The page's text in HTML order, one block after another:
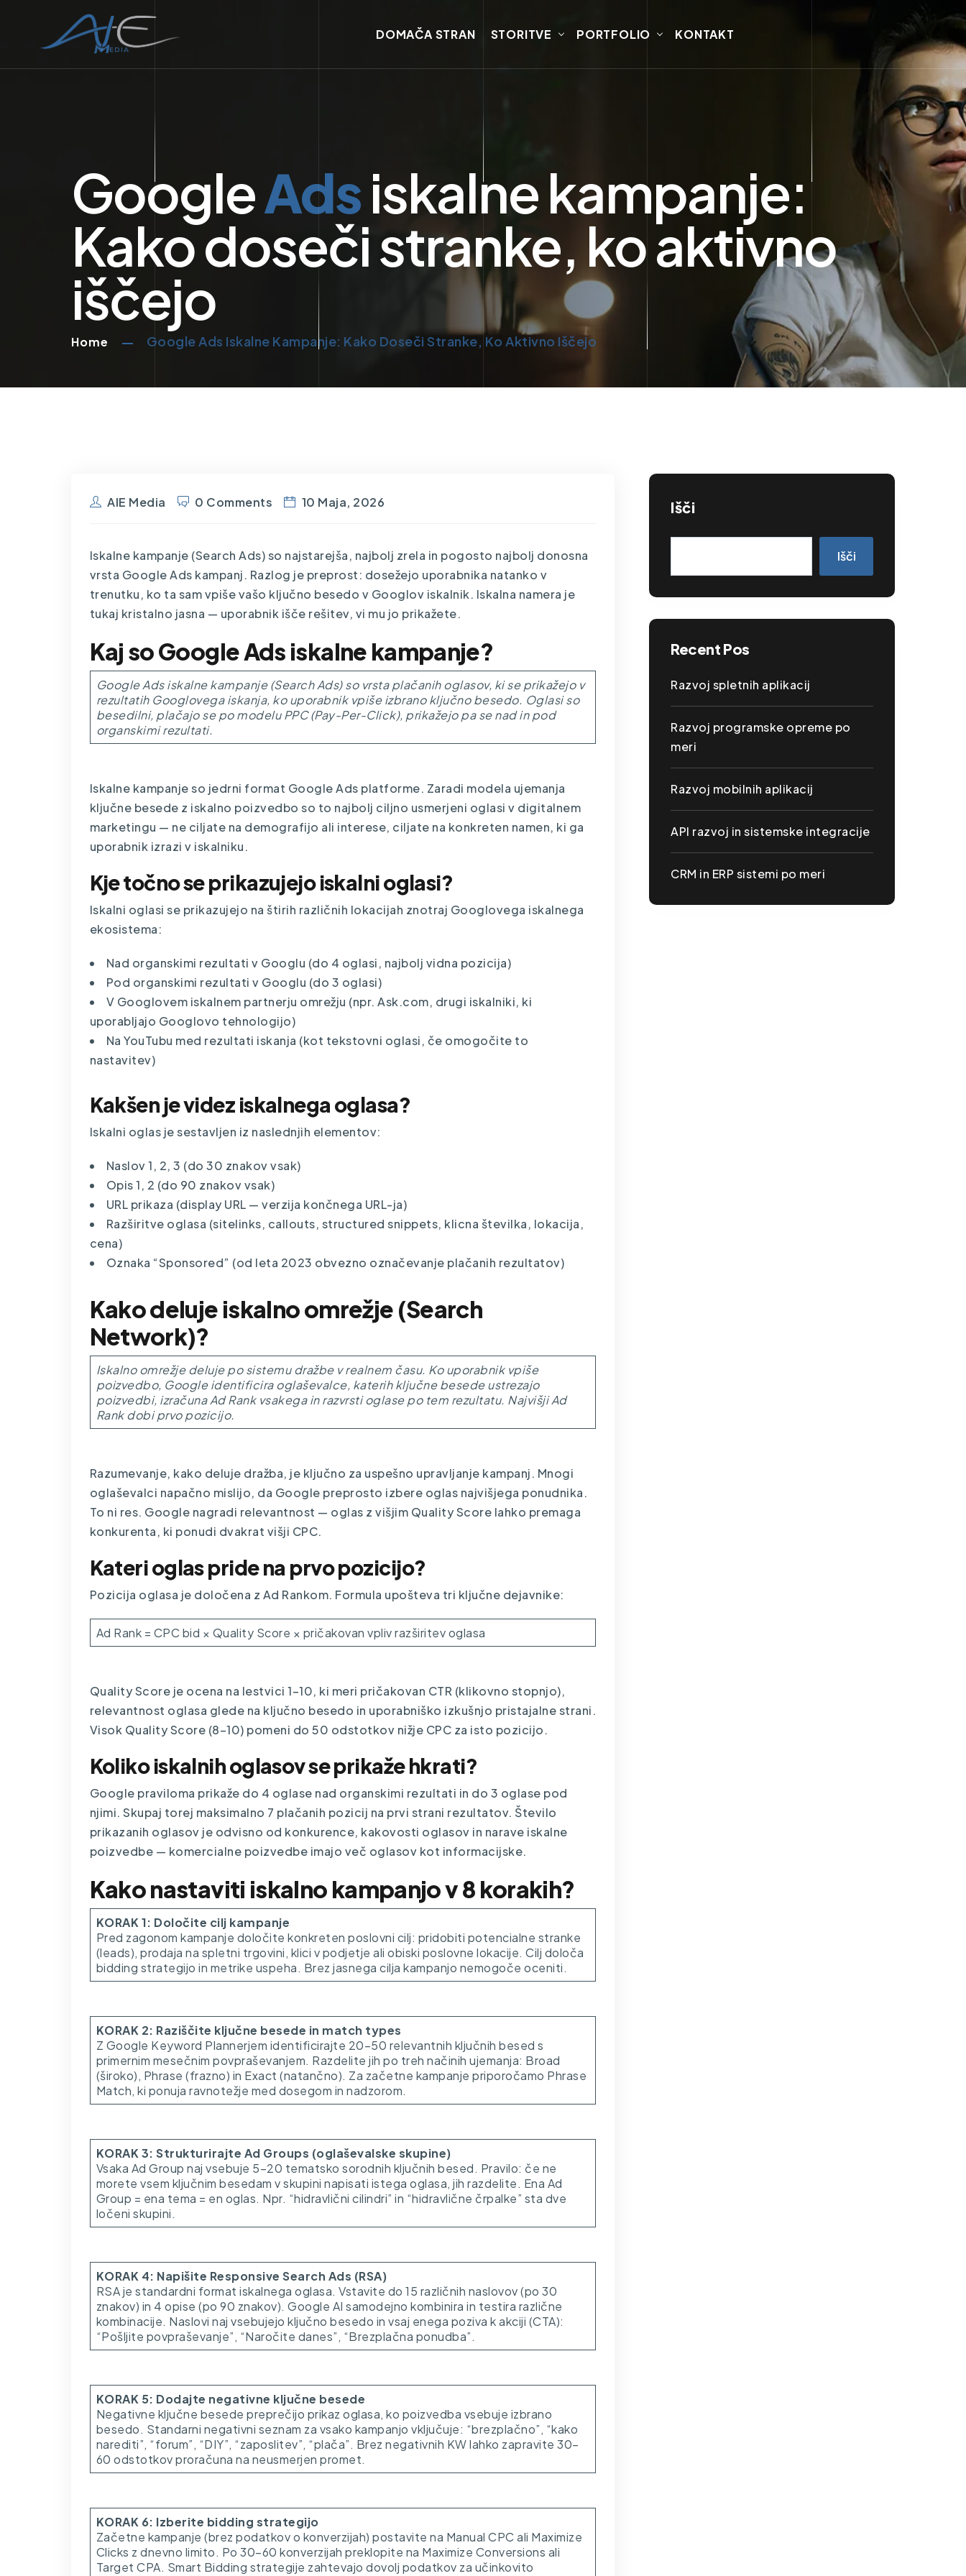
DOMAČA STRAN STORITVE PORTFOLIO KONTAKT
GoogleAdsiskalne kampanje:
Kako doseči stranke, ko aktivno
iščejo
Home Google Ads Iskalne Kampanje: Kako Doseči Stranke, Ko Aktivno Iščejo
AIE Media 0 Comments 10 Maja, 2026
Iskalne kampanje (Search Ads) so najstarejša, najbolj zrela in pogosto najbolj donosna
vrsta Google Ads kampanj. Razlog je preprost: dosežejo uporabnika natanko v
trenutku, ko ta sam vpiše vašo ključno besedo v Googlov iskalnik. Iskalna namera je
tukaj kristalno jasna — uporabnik išče rešitev, vi mu jo prikažete.
Kaj so Google Ads iskalne kampanje?
Google Ads iskalne kampanje(Search Ads) so vrsta plačanih oglasov, ki se prikažejo v
rezultatih Googlovega iskanja, ko uporabnik vpiše izbrano ključno besedo. Oglasi so
besedilni, plačajo se po modelu PPC (Pay-Per-Click), prikažejo pa se nad in pod
organskimi rezultati.
Iskalne kampanje so jedrni format Google Ads platforme. Zaradi modela ujemanja
ključne besede z iskalno poizvedbo so to najbolj ciljno usmerjeni oglasi v digitalnem
marketingu — ne ciljate na demografijo ali interese, ciljate na konkreten namen, ki ga
uporabnik izrazi v iskalniku.
Kje točno se prikazujejo iskalni oglasi?
Iskalni oglasi se prikazujejo na štirih različnih lokacijah znotraj Googlovega iskalnega
ekosistema:
Nad organskimi rezultati v Googlu (do 4 oglasi, najbolj vidna pozicija)
Pod organskimi rezultati v Googlu (do 3 oglasi)
V Googlovem iskalnem partnerju omrežju (npr. Ask.com, drugi iskalniki, ki
uporabljajo Googlovo tehnologijo)
Na YouTubu med rezultati iskanja (kot tekstovni oglasi, če omogočite to
nastavitev)
Kakšen je videz iskalnega oglasa?
Iskalni oglas je sestavljen iz naslednjih elementov:
Naslov 1, 2, 3 (do 30 znakov vsak)
Opis 1, 2 (do 90 znakov vsak)
URL prikaza (display URL — verzija končnega URL-ja)
Razširitve oglasa (sitelinks, callouts, structured snippets, klicna številka, lokacija,
cena)
Oznaka “Sponsored” (od leta 2023 obvezno označevanje plačanih rezultatov)
Kako deluje iskalno omrežje (Search
Network)?
Iskalno omrežje deluje po sistemu dražbe v realnem času. Ko uporabnik vpiše
poizvedbo, Google identificira oglaševalce, katerih ključne besede ustrezajo
poizvedbi, izračuna Ad Rank vsakega in razvrsti oglase po tem rezultatu. Najvišji Ad
Rank dobi prvo pozicijo.
Razumevanje, kako deluje dražba, je ključno za uspešno upravljanje kampanj. Mnogi
oglaševalci napačno mislijo, da Google preprosto izbere oglas najvišjega ponudnika.
To ni res. Google nagradi relevantnost — oglas z višjim Quality Score lahko premaga
konkurenta, ki ponudi dvakrat višji CPC.
Kateri oglas pride na prvo pozicijo?
Pozicija oglasa je določena z Ad Rankom. Formula upošteva tri ključne dejavnike:
Ad Rank = CPC bid × Quality Score × pričakovan vpliv razširitev oglasa
Quality Score je ocena na lestvici 1–10, ki meri pričakovan CTR (klikovno stopnjo),
relevantnost oglasa glede na ključno besedo in uporabniško izkušnjo pristajalne strani.
Visok Quality Score (8–10) pomeni do 50 odstotkov nižje CPC za isto pozicijo.
Koliko iskalnih oglasov se prikaže hkrati?
Google praviloma prikaže do 4 oglase nad organskimi rezultati in do 3 oglase pod
njimi. Skupaj torej maksimalno 7 plačanih pozicij na prvi strani rezultatov. Število
prikazanih oglasov je odvisno od konkurence, kakovosti oglasov in narave iskalne
poizvedbe — komercialne poizvedbe imajo več oglasov kot informacijske.
Kako nastaviti iskalno kampanjo v 8 korakih?
KORAK 1: Določite cilj kampanje
Pred zagonom kampanje določite konkreten poslovni cilj: pridobiti potencialne stranke
(leads), prodaja na spletni trgovini, klici v podjetje ali obiski poslovne lokacije. Cilj določa
bidding strategijo in metrike uspeha. Brez jasnega cilja kampanjo nemogoče oceniti.
KORAK 2: Raziščite ključne besede in match types
Z Google Keyword Plannerjem identificirajte 20–50 relevantnih ključnih besed s
primernim mesečnim povpraševanjem. Razdelite jih po treh načinih ujemanja: Broad
(široko), Phrase (frazno) in Exact (natančno). Za začetne kampanje priporočamo Phrase
Match, ki ponuja ravnotežje med dosegom in nadzorom.
KORAK 3: Strukturirajte Ad Groups (oglaševalske skupine)
Vsaka Ad Group naj vsebuje 5–20 tematsko sorodnih ključnih besed. Pravilo: če ne
morete vsem ključnim besedam v skupini napisati istega oglasa, jih razdelite. Ena Ad
Group = ena tema = en oglas. Npr. “hidravlični cilindri” in “hidravlične črpalke” sta dve
ločeni skupini.
KORAK 4: Napišite Responsive Search Ads (RSA)
RSA je standardni format iskalnega oglasa. Vstavite do 15 različnih naslovov (po 30
znakov) in 4 opise (po 90 znakov). Google AI samodejno kombinira in testira različne
kombinacije. Naslovi naj vsebujejo ključno besedo in vsaj enega poziva k akciji (CTA):
“Pošljite povpraševanje”, “Naročite danes”, “Brezplačna ponudba”.
KORAK 5: Dodajte negativne ključne besede
Negativne ključne besede preprečijo prikaz oglasa, ko poizvedba vsebuje izbrano
besedo. Standarni negativni seznam za vsako kampanjo vključuje: “brezplačno”, “kako
narediti”, “forum”, “DIY”, “zaposlitev”, “plača”. Brez negativnih KW lahko zapravite 30–
60 odstotkov proračuna na neusmerjen promet.
KORAK 6: Izberite bidding strategijo
Začetne kampanje (brez podatkov o konverzijah) postavite na Manual CPC ali Maximize
Clicks z dnevno limito. Po 30–60 konverzijah preklopite na Maximize Conversions ali
Target CPA. Smart Bidding strategije zahtevajo dovolj podatkov za učinkovito
Išči
Išči
Recent Pos
Razvoj spletnih aplikacij
Razvoj programske opreme po
meri
Razvoj mobilnih aplikacij
API razvoj in sistemske integracije
CRM in ERP sistemi po meri